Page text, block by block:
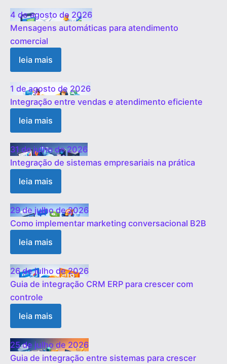
4 de agosto de 2026
Mensagens automáticas para atendimento
comercial
leia mais
1 de agosto de 2026
Integração entre vendas e atendimento eficiente
leia mais
31 de julho de 2026
Integração de sistemas empresariais na prática
leia mais
29 de julho de 2026
Como implementar marketing conversacional B2B
leia mais
26 de julho de 2026
Guia de integração CRM ERP para crescer com
controle
leia mais
25 de julho de 2026
Guia de integração entre sistemas para crescer